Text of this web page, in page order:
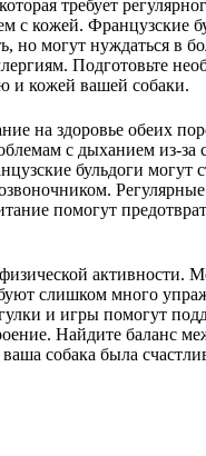
требует
с кожей. Французские
но могут нуждаться в
Подготовьте
и кожей вашей собаки.
на здоровье обеих
с дыханием из-за
бульдоги могут
помогут
активности.
слишком много
и игры помогут
Найдите баланс
собака была